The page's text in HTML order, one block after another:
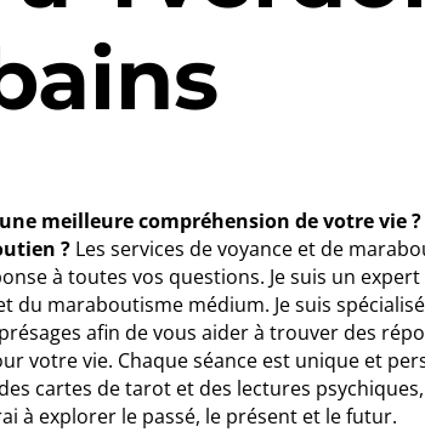
meilleure compréhension de votre vie ?
?Les services de voyance et de
à toutes vos questions. Je suis un
du maraboutisme médium. Je suis
afin de vous aider à trouver des
votre vie. Chaque séance est unique et
cartes de tarot et des lectures
à explorer le passé, le présent et le futur.